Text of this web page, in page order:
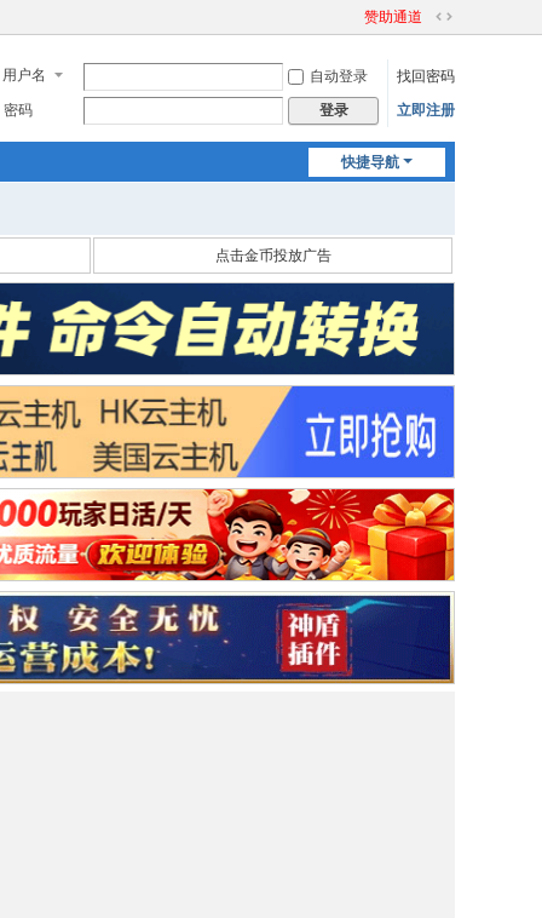
赞助通道
切
到
宽
用户名 自动登录
找回密码
密码
登录 立即注册
快捷导航
点击金币投放广告